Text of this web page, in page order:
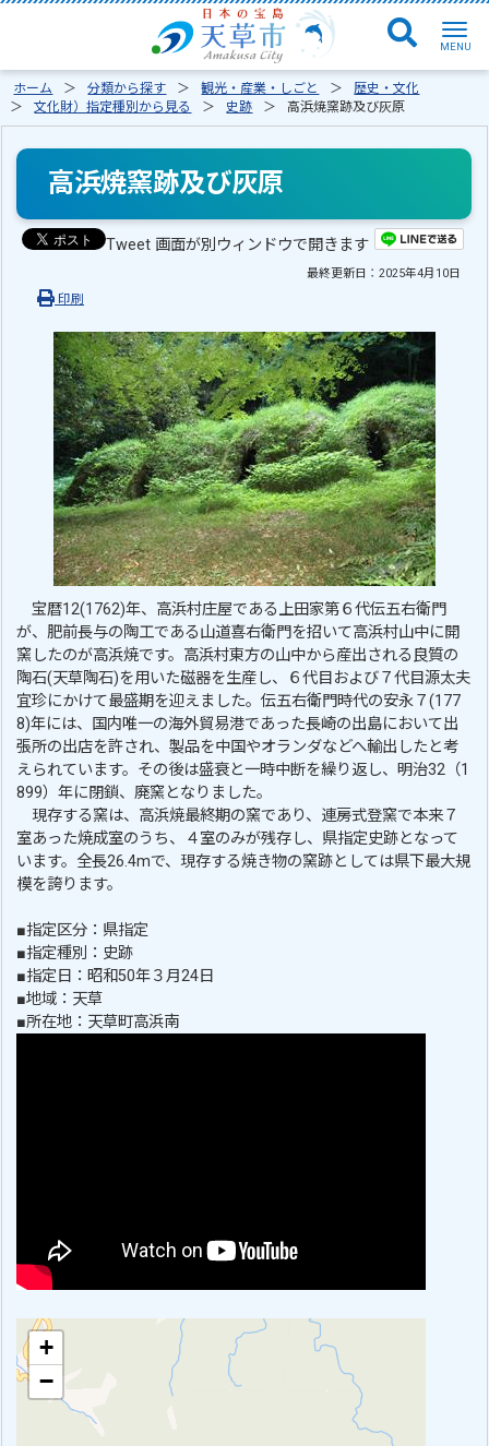
ホーム 分類から探す 観光・産業・しごと
歴史・文化
文化財）指定種別から見る
史跡 高浜焼窯跡及び灰原
高浜焼窯跡及び灰原
Tweet 画面が別ウィンドウで開きます
最終更新日：2025年4月10日
印刷
宝暦12(1762)年、高浜村庄屋である上田家第６代伝五右衛門
が、肥前長与の陶工である山道喜右衛門を招いて高浜村山中に開
窯したのが高浜焼です。高浜村東方の山中から産出される良質の
陶石(天草陶石)を用いた磁器を生産し、６代目および７代目源太夫
宜珍にかけて最盛期を迎えました。伝五右衛門時代の安永７(177
8)年には、国内唯一の海外貿易港であった長崎の出島において出
張所の出店を許され、製品を中国やオランダなどへ輸出したと考
えられています。その後は盛衰と一時中断を繰り返し、明治32（1
899）年に閉鎖、廃窯となりました。
現存する窯は、高浜焼最終期の窯であり、連房式登窯で本来７
室あった焼成室のうち、４室のみが残存し、県指定史跡となって
います。全長26.4mで、現存する焼き物の窯跡としては県下最大規
模を誇ります。
■指定区分：県指定
■指定種別：史跡
■指定日：昭和50年３月24日
■地域：天草
■所在地：天草町高浜南